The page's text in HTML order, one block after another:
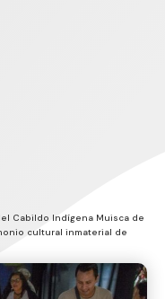
Cabildo Indígena Muisca de
cultural inmaterial de